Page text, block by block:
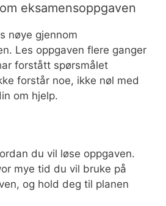
eksamensoppgaven
nøye gjennom
Les oppgaven flere ganger
forstått spørsmålet
forstår noe, ikke nøl med
om hjelp.
du vil løse oppgaven.
mye tid du vil bruke på
og hold deg til planen